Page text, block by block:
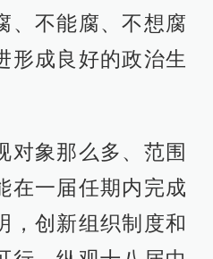
、不能腐、不想腐
形成良好的政治生
对象那么多、范围
在一届任期内完成
，创新组织制度和